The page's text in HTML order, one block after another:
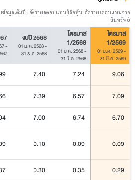
ข้อมูลเต็มปี : อัตราผลตอบแทนผู้ถือหุ้น, อัตราผลตอบแทนจาก
สินทรัพย์
-
งบปี 2568
01 ม.ค. 2568-
31 ธ.ค. 2568
ไตรมาส
1/2568
01 ม.ค. 2568-
31 มี.ค. 2568
ไตรมาส
1/2569
01 ม.ค. 2569-
31 มี.ค. 2569
7.40 7.24 9.06
7.39 6.57 7.09
7.00 6.74 6.70
0.10 0.09 0.09
0.30 0.35 0.29